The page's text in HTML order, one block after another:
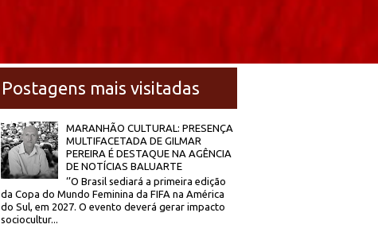
Postagens mais visitadas
MARANHÃO CULTURAL: PRESENÇA
MULTIFACETADA DE GILMAR
PEREIRA É DESTAQUE NA AGÊNCIA
DE NOTÍCIAS BALUARTE
‘’O Brasil sediará a primeira edição
da Copa do Mundo Feminina da FIFA na América
do Sul, em 2027. O evento deverá gerar impacto
sociocultur...